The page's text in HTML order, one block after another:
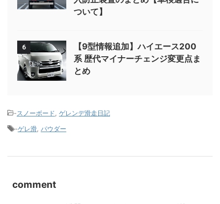
ついて】
6
【9型情報追加】ハイエース200
系 歴代マイナーチェンジ変更点ま
とめ
-スノーボード ゲレンデ滑走日記
-ゲレ滑 パウダー
comment